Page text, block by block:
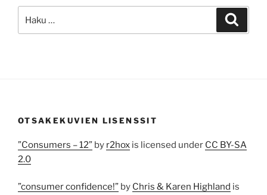
OTSAKEKUVIEN LISENSSIT
”Consumers – 12” by r2hox is licensed under CC BY-SA
2.0
”consumer confidence!” by Chris & Karen Highland is